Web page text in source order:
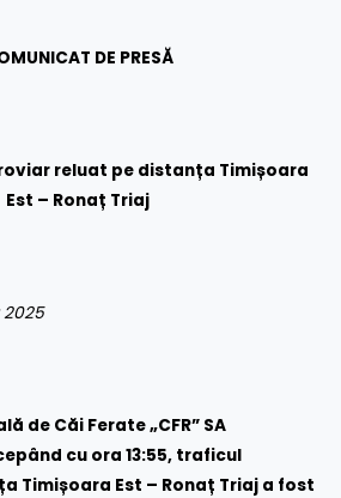
DE PRESĂ
reluat pe distanța Timișoara
Est – Ronaț Triaj
2025
de Căi Ferate „CFR” SA
cu ora 13:55, traficul
Timișoara Est – Ronaț Triaj a fost